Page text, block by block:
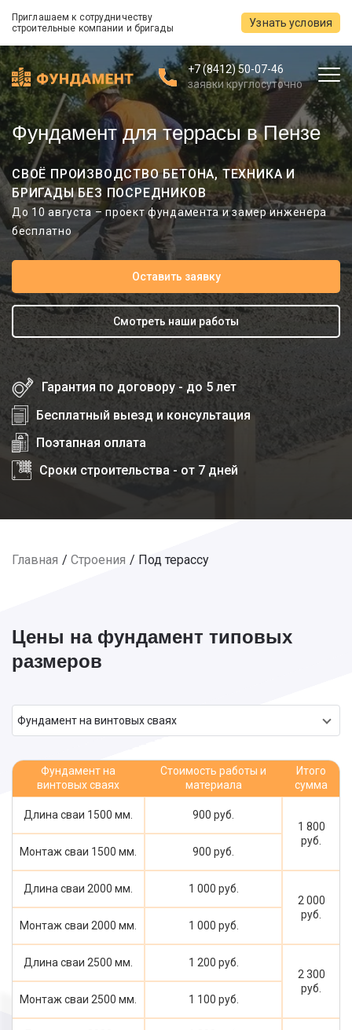
Приглашаем к сотрудничеству
строительные компании и бригады
Узнать условия
+7 (8412) 50-07-46
заявки круглосуточно
Фундамент для террасы в Пензе
СВОЁ ПРОИЗВОДСТВО БЕТОНА, ТЕХНИКА И
БРИГАДЫ БЕЗ ПОСРЕДНИКОВ
До 10 августа – проект фундамента и замер инженера
бесплатно
Оставить заявку
Смотреть наши работы
Гарантия по договору - до 5 лет
Бесплатный выезд и консультация
Поэтапная оплата
Сроки строительства - от 7 дней
Главная Строения Под терассу
Цены на фундамент типовых
размеров
Фундамент на винтовых сваях
Фундамент на
винтовых сваях
Стоимость работы и
материала
Итого
сумма
Длина сваи 1500 мм.
900 руб.
1 800
руб.
Монтаж сваи 1500 мм.
900 руб.
Длина сваи 2000 мм.
1 000 руб.
2 000
руб.
Монтаж сваи 2000 мм.
1 000 руб.
Длина сваи 2500 мм.
1 200 руб.
2 300
руб.
Монтаж сваи 2500 мм.
1 100 руб.